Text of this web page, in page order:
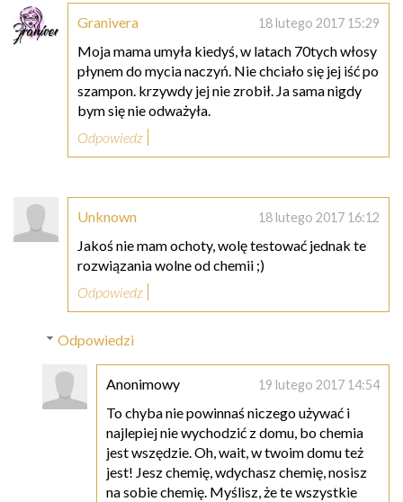
Granivera 18 lutego 2017 15:29
Moja mama umyła kiedyś, w latach 70tych włosy
płynem do mycia naczyń. Nie chciało się jej iść po
szampon. krzywdy jej nie zrobił. Ja sama nigdy
bym się nie odważyła.
Odpowiedz
Unknown 18 lutego 2017 16:12
Jakoś nie mam ochoty, wolę testować jednak te
rozwiązania wolne od chemii ;)
Odpowiedz
Odpowiedzi
Anonimowy 19 lutego 2017 14:54
To chyba nie powinnaś niczego używać i
najlepiej nie wychodzić z domu, bo chemia
jest wszędzie. Oh, wait, w twoim domu też
jest! Jesz chemię, wdychasz chemię, nosisz
na sobie chemię. Myślisz, że te wszystkie